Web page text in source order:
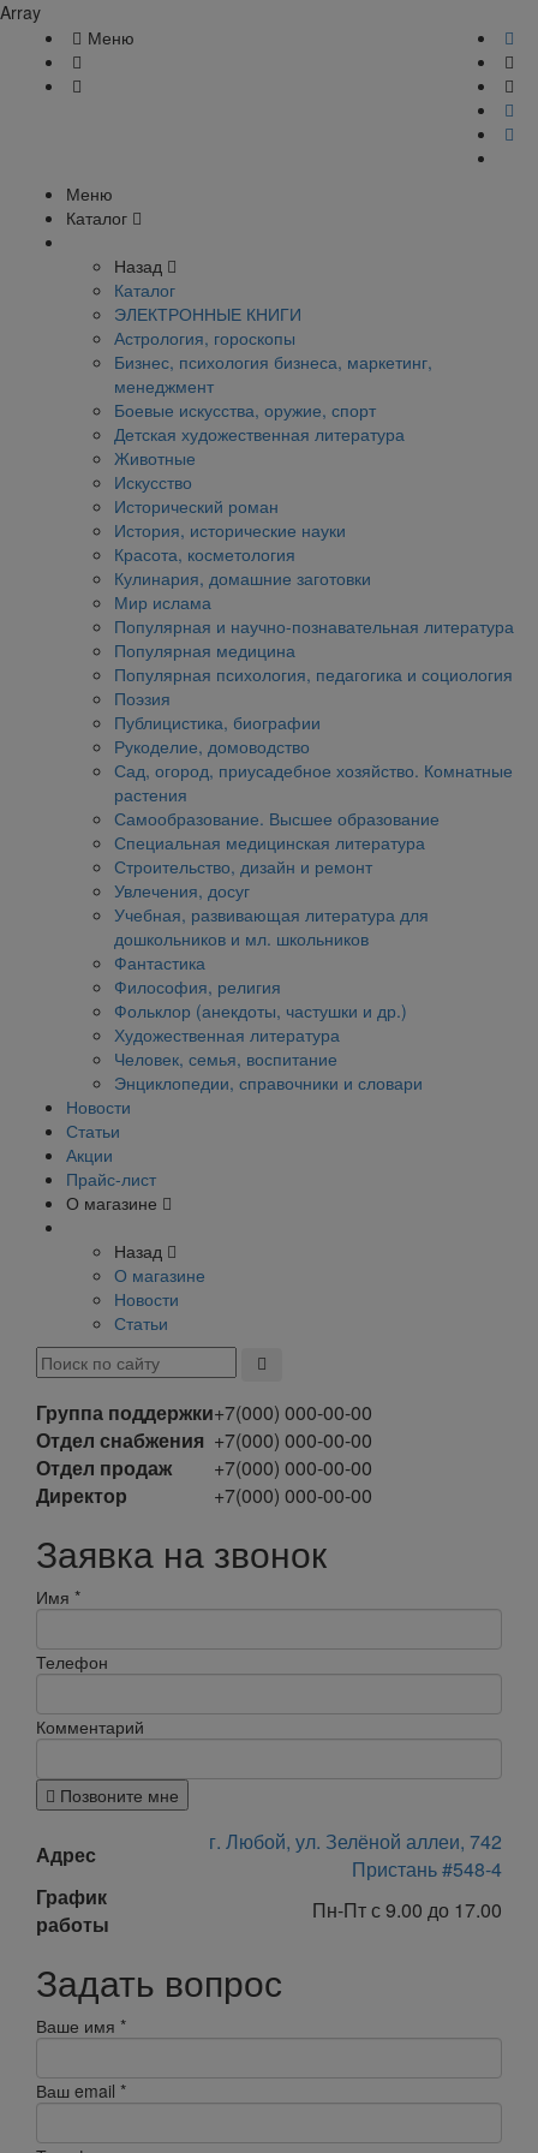
Array
Меню
Меню
Каталог
Назад
Каталог
ЭЛЕКТРОННЫЕ КНИГИ
Астрология, гороскопы
Бизнес, психология бизнеса, маркетинг,
менеджмент
Боевые искусства, оружие, спорт
Детская художественная литература
Животные
Искусство
Исторический роман
История, исторические науки
Красота, косметология
Кулинария, домашние заготовки
Мир ислама
Популярная и научно-познавательная литература
Популярная медицина
Популярная психология, педагогика и социология
Поэзия
Публицистика, биографии
Рукоделие, домоводство
Сад, огород, приусадебное хозяйство. Комнатные
растения
Самообразование. Высшее образование
Специальная медицинская литература
Строительство, дизайн и ремонт
Увлечения, досуг
Учебная, развивающая литература для
дошкольников и мл. школьников
Фантастика
Философия, религия
Фольклор (анекдоты, частушки и др.)
Художественная литература
Человек, семья, воспитание
Энциклопедии, справочники и словари
Новости
Статьи
Акции
Прайс-лист
О магазине
Назад
О магазине
Новости
Статьи
Группа поддержки+7(000) 000-00-00
Отдел снабжения +7(000) 000-00-00
Отдел продаж
+7(000) 000-00-00
Директор
+7(000) 000-00-00
Заявка на звонок
Имя *
Телефон
Комментарий
Позвоните мне
Адрес
г. Любой, ул. Зелёной аллеи, 742
Пристань #548-4
График
работы
Пн-Пт с 9.00 до 17.00
Задать вопрос
Ваше имя *
Ваш email *